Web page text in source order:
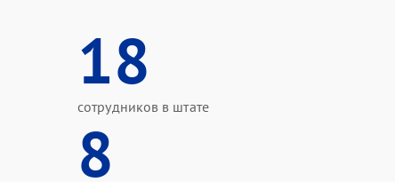
18
сотрудников в штате
8